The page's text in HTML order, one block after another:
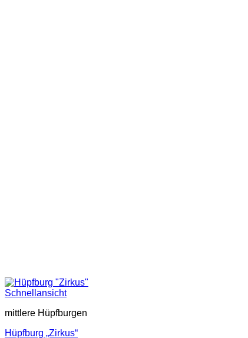
Schnellansicht
mittlere Hüpfburgen
Hüpfburg „Zirkus“